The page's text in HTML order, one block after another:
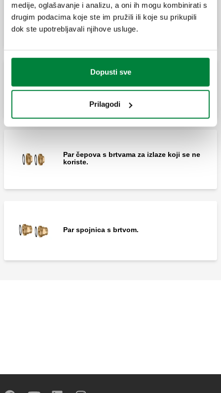
medije, oglašavanje i analizu, a oni ih mogu kombinirati s
drugim podacima koje ste im pružili ili koje su prikupili
dok ste upotrebljavali njihove usluge.
Dopusti sve
Prilagodi
Razdjelnik za sustave grijanja i hlađenja.
Izlazi: 4.
centralnog grijanja serije 550.
Par čepova s brtvama za izlaze koji se ne
koriste.
Par spojnica s brtvom.